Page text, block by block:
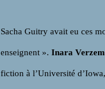
Sacha Guitry avait eu ces
enseignent ». Inara
fiction à l’Université